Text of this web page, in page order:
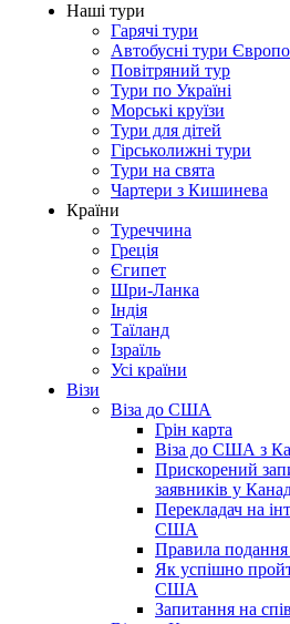
Наші тури
Гарячі тури
Автобусні тури
Повітряний тур
Тури по Україні
Морські круїзи
Тури для дітей
Гірськолижні тури
Тури на свята
Чартери з Кишинева
Країни
Туреччина
Греція
Єгипет
Шри-Ланка
Індія
Таїланд
Ізраїль
Усі країни
Візи
Віза до США
Грін карта
Віза до США з
Прискорений
заявників у
Перекладач на
США
Правила
Як успішно
США
Запитання на